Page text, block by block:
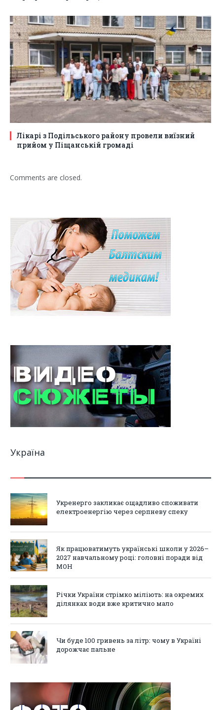
Лікарі з Подільського району провели виїзний
прийом у Піщанській громаді
Comments are closed.
Україна
Укренерго закликає ощадливо споживати
електроенергію через серпневу спеку
Як працюватимуть українські школи у 2026–
2027 навчальному році: головні поради від
МОН
Річки України стрімко міліють: на окремих
ділянках води вже критично мало
Чи буде 100 гривень за літр: чому в Україні
дорожчає пальне